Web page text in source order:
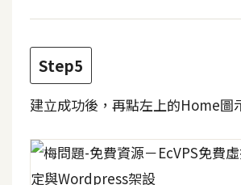
r
P
e
s
安
裝
與
Step5
建立成功後，再點左上的Home圖